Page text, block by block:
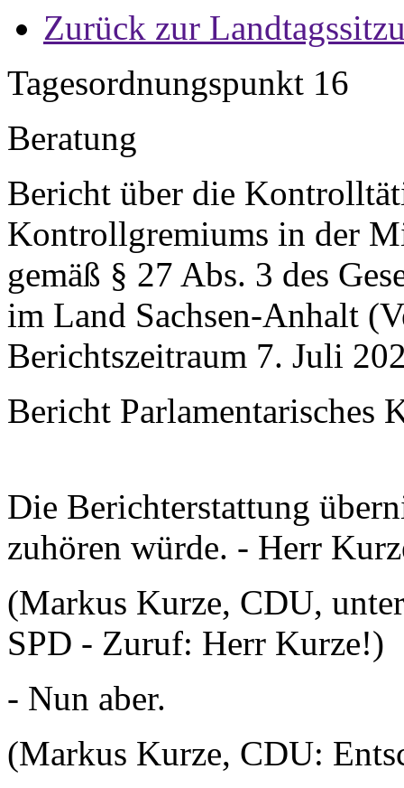
Zurück zur
Tagesordnungspunkt 16
Beratung
Bericht über die
Kontrollgremiums in der
gemäß § 27 Abs. 3 des
im Land Sachsen-Anhalt
Berichtszeitraum 7. Juli
Bericht
Die Berichterstattung
zuhören würde. - Herr
(Markus Kurze, CDU,
SPD - Zuruf: Herr Kurze!)
- Nun aber.
(Markus Kurze, CDU: